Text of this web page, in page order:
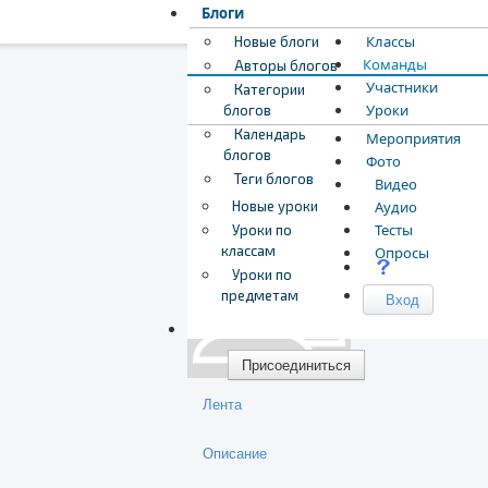
Блоги
Новые блоги
Авторы блогов
Категории
блогов
Календарь
блогов
Теги блогов
Классы
Команды
Участники
Уроки
Новые уроки
Уроки по
классам
Уроки по
предметам
Мероприятия
Фото
Видео
Аудио
Тесты
Опросы
Вход
Загрузка обложки... Перетащите
Команда мечты
Личная команда
Открытый доступ
Участников: 2
Присоединиться
Лента
Описание